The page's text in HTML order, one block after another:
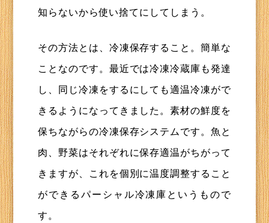
知らないから使い捨てにしてしまう。
その方法とは、冷凍保存すること。簡単な
ことなのです。最近では冷凍冷蔵庫も発達
し、同じ冷凍をするにしても適温冷凍がで
きるようになってきました。素材の鮮度を
保ちながらの冷凍保存システムです。魚と
肉、野菜はそれぞれに保存適温がちがって
きますが、これを個別に温度調整すること
ができるパーシャル冷凍庫というもので
す。